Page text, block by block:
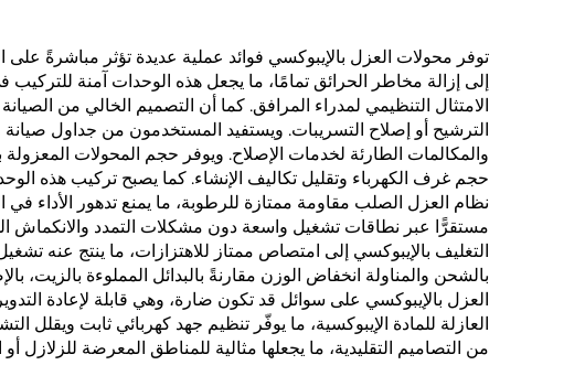
توفر محولات العزل بالإيبوكسي فوائد عملية عديدة تؤثر مباشرةً على
إلى إزالة مخاطر الحرائق تمامًا، ما يجعل هذه الوحدات آمنة
الامتثال التنظيمي لمدراء المرافق. كما أن التصميم الخالي من
الترشيح أو إصلاح التسريبات. ويستفيد المستخدمون من جداول
والمكالمات الطارئة لخدمات الإصلاح. ويوفر حجم المحولات
حجم غرف الكهرباء وتقليل تكاليف الإنشاء. كما يصبح تركيب هذه
نظام العزل الصلب مقاومة ممتازة للرطوبة، ما يمنع تدهور الأداء في
مستقرًّا عبر نطاقات تشغيل واسعة دون مشكلات التمدد والانكماش
التغليف بالإيبوكسي إلى امتصاص ممتاز للاهتزازات، ما ينتج عنه
بالشحن والمناولة انخفاض الوزن مقارنةً بالبدائل المملوءة بالزيت،
العزل بالإيبوكسي على سوائل قد تكون ضارة، وهي قابلة لإعادة
العازلة للمادة الإيبوكسية، ما يوفّر تنظيم جهد كهربائي ثابت ويقلل
من التصاميم التقليدية، ما يجعلها مثالية للمناطق المعرضة للزلازل أو